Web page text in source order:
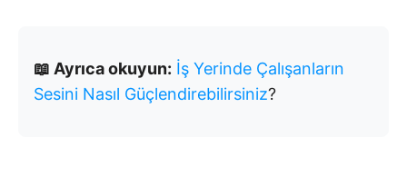
📖 Ayrıca okuyun: İş Yerinde Çalışanların
Sesini Nasıl Güçlendirebilirsiniz?